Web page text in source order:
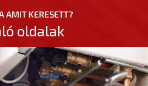
AMIT KERESETT?
oldalak